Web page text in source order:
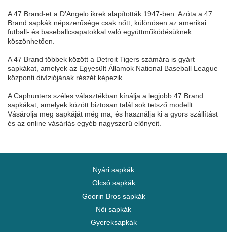
A 47 Brand-et a D'Angelo ikrek alapították 1947-ben. Azóta a 47
Brand sapkák népszerűsége csak nőtt, különösen az amerikai
futball- és baseballcsapatokkal való együttműködésüknek
köszönhetően.
A 47 Brand többek között a Detroit Tigers számára is gyárt
sapkákat, amelyek az Egyesült Államok National Baseball League
központi divíziójának részét képezik.
A Caphunters széles választékban kínálja a legjobb 47 Brand
sapkákat, amelyek között biztosan talál sok tetsző modellt.
Vásárolja meg sapkáját még ma, és használja ki a gyors szállítást
és az online vásárlás egyéb nagyszerű előnyeit.
Nyári sapkák
Olcsó sapkák
Goorin Bros sapkák
Női sapkák
Gyereksapkák